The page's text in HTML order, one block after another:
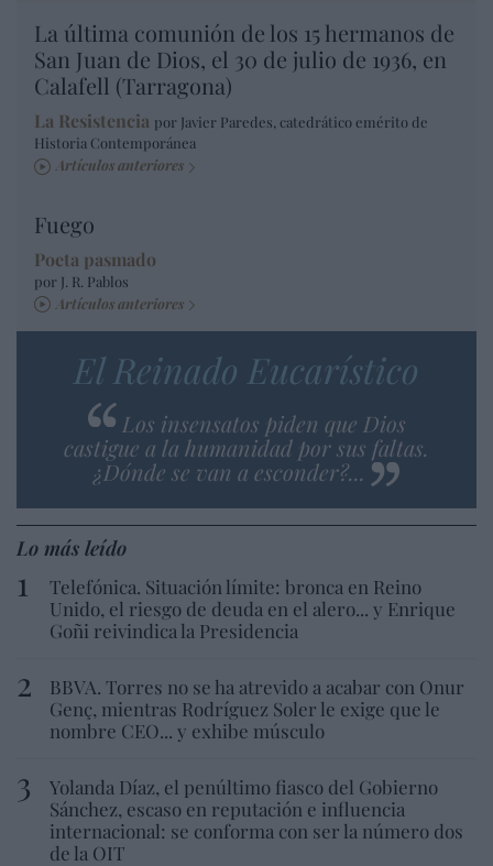
La última comunión de los 15 hermanos de
San Juan de Dios, el 30 de julio de 1936, en
Calafell (Tarragona)
La Resistencia por Javier Paredes, catedrático emérito de
Historia Contemporánea
Artículos anteriores
Fuego
Poeta pasmado
por J. R. Pablos
Artículos anteriores
El Reinado Eucarístico
Los insensatos piden que Dios
castigue a la humanidad por sus faltas.
¿Dónde se van a esconder?...
Lo más leído
Telefónica. Situación límite: bronca en Reino
Unido, el riesgo de deuda en el alero... y Enrique
Goñi reivindica la Presidencia
BBVA. Torres no se ha atrevido a acabar con Onur
Genç, mientras Rodríguez Soler le exige que le
nombre CEO... y exhibe músculo
Yolanda Díaz, el penúltimo fiasco del Gobierno
Sánchez, escaso en reputación e influencia
internacional: se conforma con ser la número dos
de la OIT